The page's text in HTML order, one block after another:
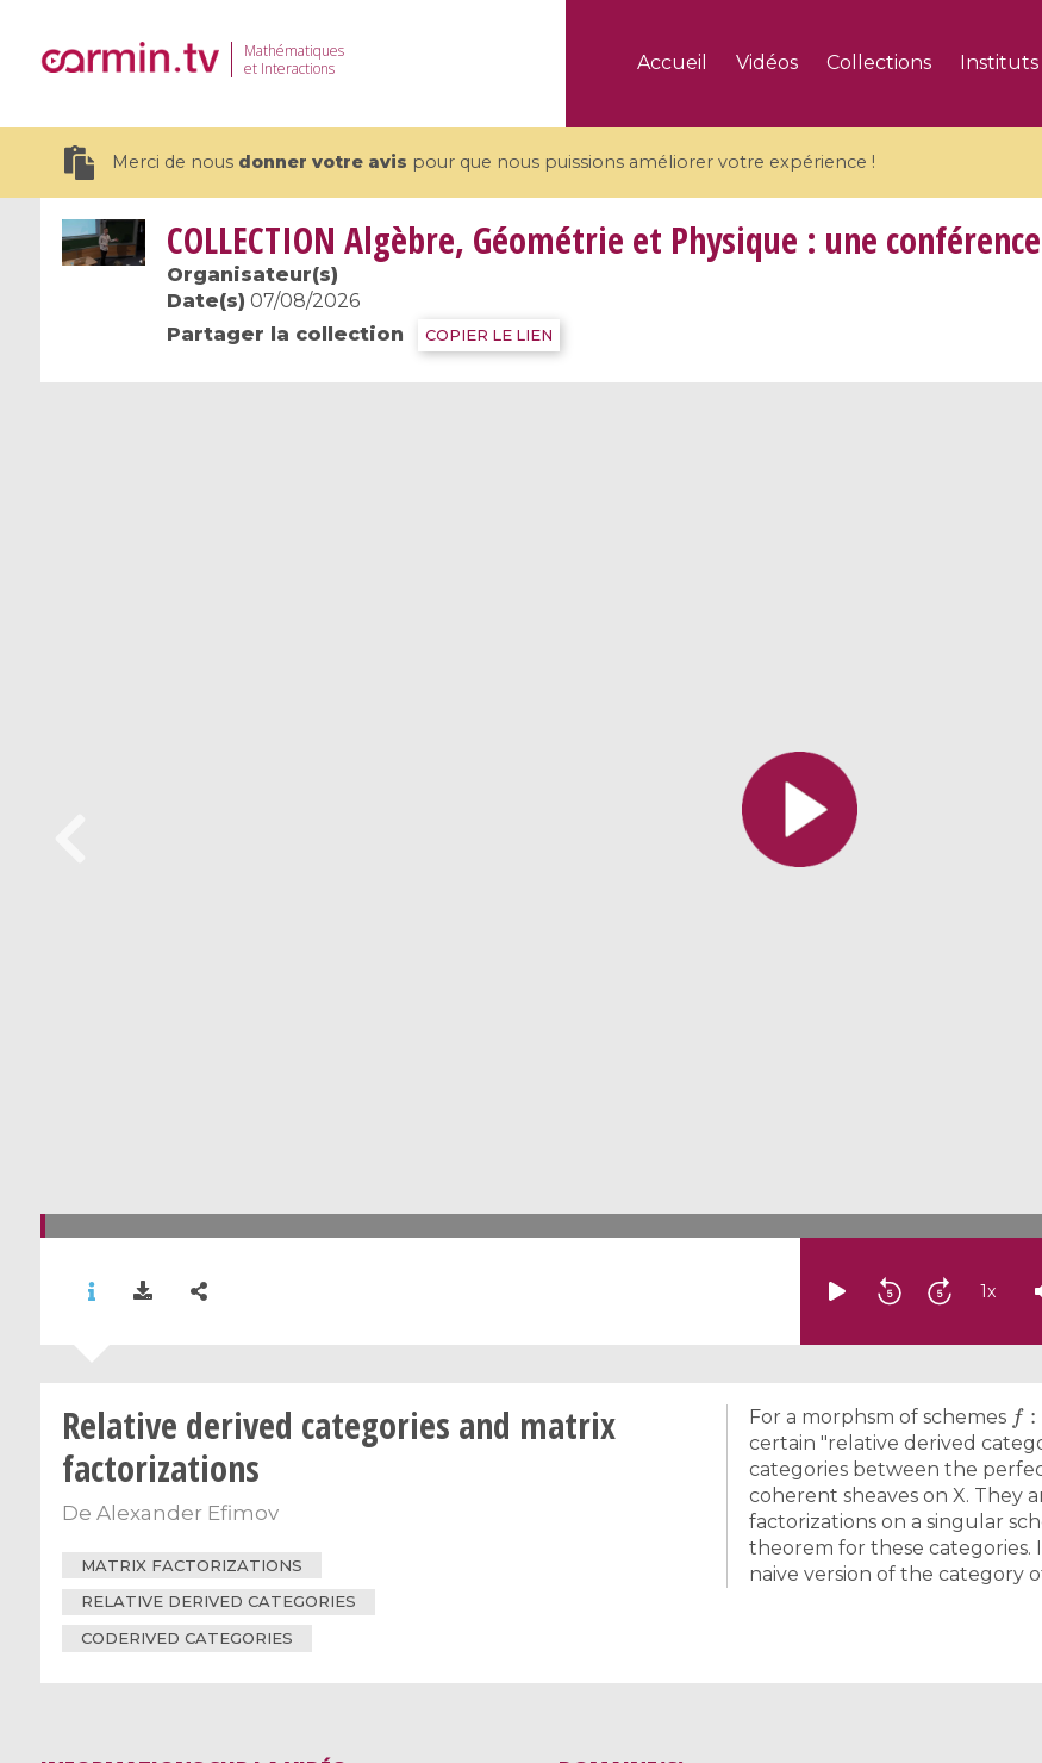
Mathématiques
et Interactions
Accueil Vidéos Collections Instituts
Merci de nous donner votre avis pour que nous puissions améliorer votre expérience !
19 videos
COLLECTION Algèbre, Géométrie et Physique : une
Organisateur(s)
Date(s) 07/08/2026
Partager la collection
COPIER LE LIEN
1x
Relative derived categories and matrix
factorizations
De Alexander Efimov
MATRIX FACTORIZATIONS
RELATIVE DERIVED CATEGORIES
CODERIVED CATEGORIES
For a morphsm of schemes
:X
certain "relative derived
categories between the
coherent sheaves on X. They
factorizations on a singular
theorem for these categories.
naive version of the category